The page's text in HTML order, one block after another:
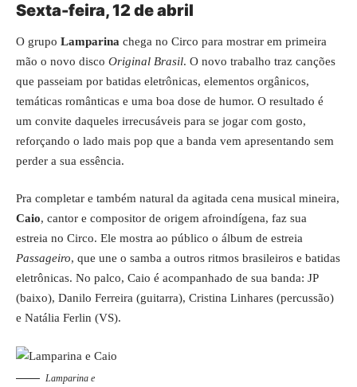
Sexta-feira, 12 de abril
O grupo Lamparina chega no Circo para mostrar em primeira
mão o novo disco Original Brasil. O novo trabalho traz canções
que passeiam por batidas eletrônicas, elementos orgânicos,
temáticas românticas e uma boa dose de humor. O resultado é
um convite daqueles irrecusáveis para se jogar com gosto,
reforçando o lado mais pop que a banda vem apresentando sem
perder a sua essência.
Pra completar e também natural da agitada cena musical mineira,
Caio, cantor e compositor de origem afroindígena, faz sua
estreia no Circo. Ele mostra ao público o álbum de estreia
Passageiro, que une o samba a outros ritmos brasileiros e batidas
eletrônicas. No palco, Caio é acompanhado de sua banda: JP
(baixo), Danilo Ferreira (guitarra), Cristina Linhares (percussão)
e Natália Ferlin (VS).
Lamparina e